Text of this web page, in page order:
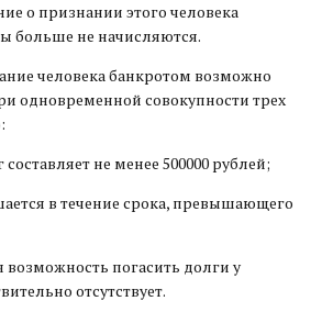
о признании этого человека
больше не начисляются.
человека банкротом возможно
одновременной совокупности трех
не менее 500000 рублей;
в течение срока, превышающего
возможность погасить долги у
отсутствует.